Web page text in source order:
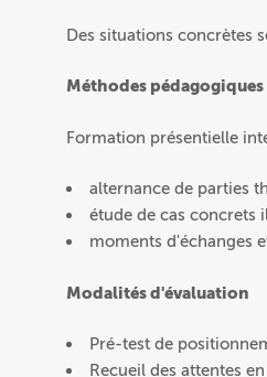
Des situations concrètes
Méthodes pédagogiques
Formation présentielle
alternance de parties
étude de cas concrets
moments d'échanges
Modalités d'évaluation
Pré-test de
Recueil des attentes